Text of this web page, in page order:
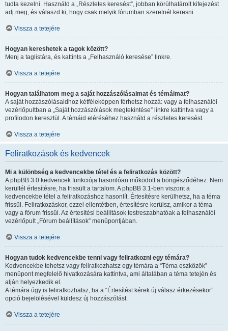
tudta kezelni. Használd a „Részletes keresést”, jobban körülhatárolt kifejezést
adj meg, és válaszd ki, hogy csak melyik fórumban szeretnél keresni.
Vissza a tetejére
Hogyan kereshetek a tagok között?
Menj a taglistára, és kattints a „Felhasználó keresése” linkre.
Vissza a tetejére
Hogyan találhatom meg a saját hozzászólásaimat és témáimat?
A saját hozzászólásaidhoz kétféleképpen férhetsz hozzá: vagy a felhasználói
vezérlőpultban a „Saját hozzászólások megtekintése” linkre kattintva vagy a
profilodon keresztül. A témáid eléréséhez használd a részletes keresést.
Vissza a tetejére
Feliratkozások és kedvencek
Mi a különbség a kedvencekbe tétel és a feliratkozás között?
A phpBB 3.0 kedvencek funkciója hasonlóan működött a böngésződéhez. Nem
kerültél értesítésre, ha frissült a tartalom. A phpBB 3.1-ben viszont a
kedvencekbe tétel a feliratkozáshoz hasonlít. Értesítésre kerülhetsz, ha a téma
frissül. Feliratkozáskor, ezzel ellentétben, értesítésre kerülsz, amikor a téma
vagy a fórum frissül. Az értesítési beállítások testreszabhatóak a felhasználói
vezérlőpult „Fórum beállítások” menüpontjában.
Vissza a tetejére
Hogyan tudok kedvencekbe tenni vagy feliratkozni egy témára?
Kedvencekbe tehetsz vagy feliratkozhatsz egy témára a “Téma eszközök”
menüpont megfelelő hivatkozására kattintva, ami általában a téma tetején és
alján helyezkedik el.
A témára úgy is feliratkozhatsz, ha a “Értesítést kérek új válasz érkezésekor”
opció bejelölésével küldesz új hozzászólást.
Vissza a tetejére